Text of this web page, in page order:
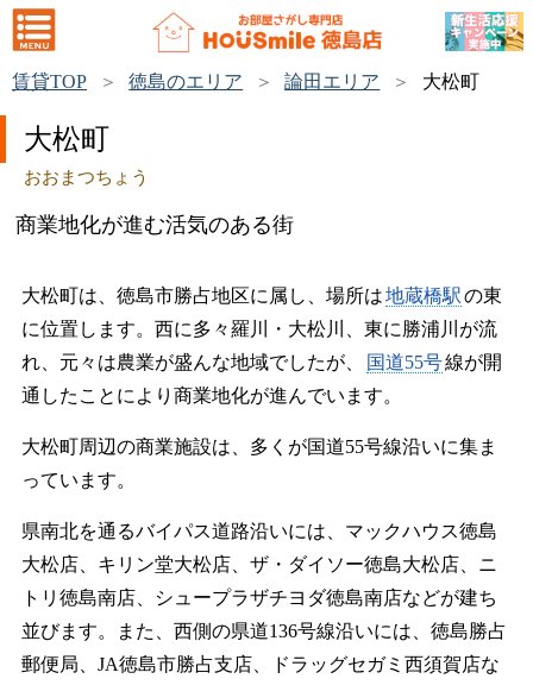
賃貸TOP 徳島のエリア 論田エリア 大松町
大松町
おおまつちょう
商業地化が進む活気のある街
大松町は、徳島市勝占地区に属し、場所は地蔵橋駅の東
に位置します。西に多々羅川・大松川、東に勝浦川が流
れ、元々は農業が盛んな地域でしたが、
国道55号線が開
通したことにより商業地化が進んでいます。
大松町周辺の商業施設は、多くが国道55号線沿いに集ま
っています。
県南北を通るバイパス道路沿いには、マックハウス徳島
大松店、キリン堂大松店、ザ・ダイソー徳島大松店、ニ
トリ徳島南店、シュープラザチヨダ徳島南店などが建ち
並びます。また、西側の県道136号線沿いには、徳島勝占
郵便局、JA徳島市勝占支店、ドラッグセガミ西須賀店な